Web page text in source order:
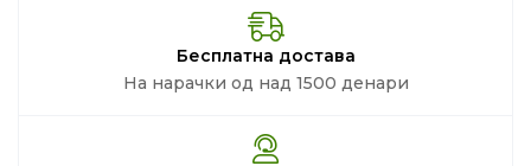
Бесплатна достава
На нарачки од над 1500 денари